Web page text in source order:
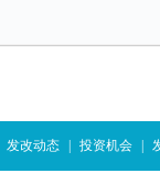
发改动态 投资机会